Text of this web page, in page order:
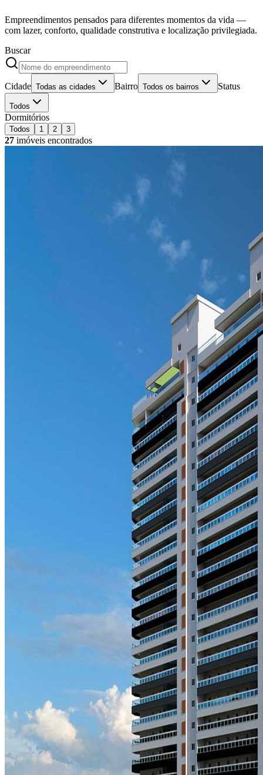
Empreendimentos pensados para diferentes momentos da vida —
com lazer, conforto, qualidade construtiva e localização privilegiada.
Buscar
Cidade Todas as cidades Bairro Todos os bairros Status
Todos
Dormitórios
Todos 1 2 3
27 imóveis encontrados